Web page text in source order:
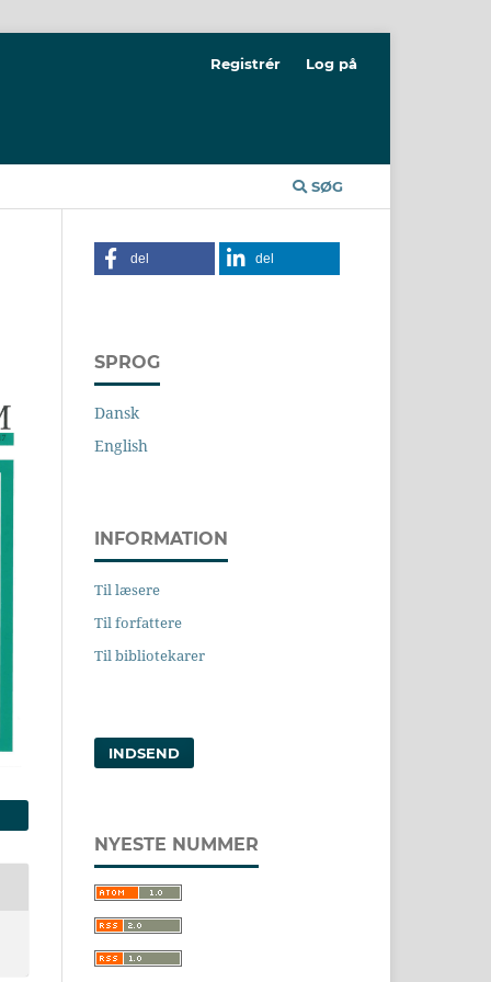
SØG
Registrér Log på
del del
SPROG
Dansk
English
INFORMATION
Til læsere
Til forfattere
Til bibliotekarer
INDSEND
NYESTE NUMMER